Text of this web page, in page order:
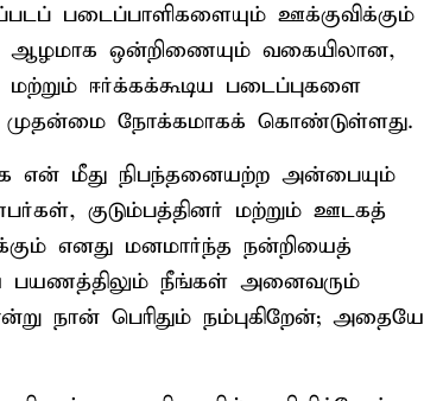
படைப்பாளிகளையும் ஊக்குவிக்கும்
ஆழமாக ஒன்றிணையும் வகையிலான,
ஈர்க்கக்கூடிய படைப்புகளை
முதன்மை நோக்கமாகக் கொண்டுள்ளது.
என் மீது நிபந்தனையற்ற அன்பையும்
குடும்பத்தினர் மற்றும் ஊடகத்
எனது மனமார்ந்த நன்றியைத்
பயணத்திலும் நீங்கள் அனைவரும்
நான் பெரிதும் நம்புகிறேன்; அதையே